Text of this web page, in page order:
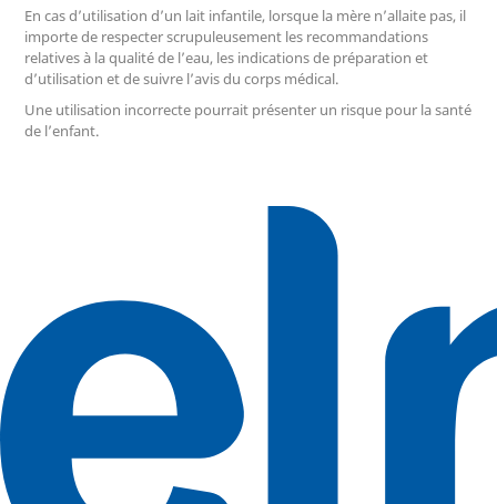
En cas d’utilisation d’un lait infantile, lorsque la mère n’allaite pas, il
importe de respecter scrupuleusement les recommandations
relatives à la qualité de l’eau, les indications de préparation et
d’utilisation et de suivre l’avis du corps médical.
Une utilisation incorrecte pourrait présenter un risque pour la santé
de l’enfant.